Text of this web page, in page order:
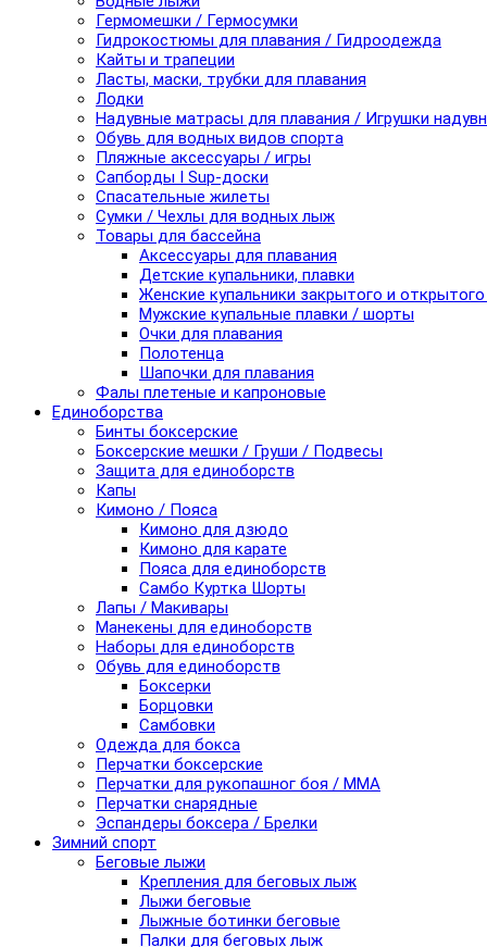
Гермомешки / Гермосумки
Гидрокостюмы для плавания / Гидроодежда
Кайты и трапеции
Ласты, маски, трубки для плавания
Лодки
Надувные матрасы для плавания / Игрушки
Обувь для водных видов спорта
Пляжные аксессуары / игры
Сапборды I Sup-доски
Спасательные жилеты
Сумки / Чехлы для водных лыж
Товары для бассейна
Аксессуары для плавания
Детские купальники, плавки
Женские купальники закрытого и
Мужские купальные плавки / шорты
Очки для плавания
Полотенца
Шапочки для плавания
Фалы плетеные и капроновые
Единоборства
Бинты боксерские
Боксерские мешки / Груши / Подвесы
Защита для единоборств
Капы
Кимоно / Пояса
Кимоно для дзюдо
Кимоно для карате
Пояса для единоборств
Самбо Куртка Шорты
Лапы / Макивары
Манекены для единоборств
Наборы для единоборств
Обувь для единоборств
Боксерки
Борцовки
Самбовки
Одежда для бокса
Перчатки боксерские
Перчатки для рукопашног боя / ММА
Перчатки снарядные
Эспандеры боксера / Брелки
Зимний спорт
Беговые лыжи
Крепления для беговых лыж
Лыжи беговые
Лыжные ботинки беговые
Палки для беговых лыж